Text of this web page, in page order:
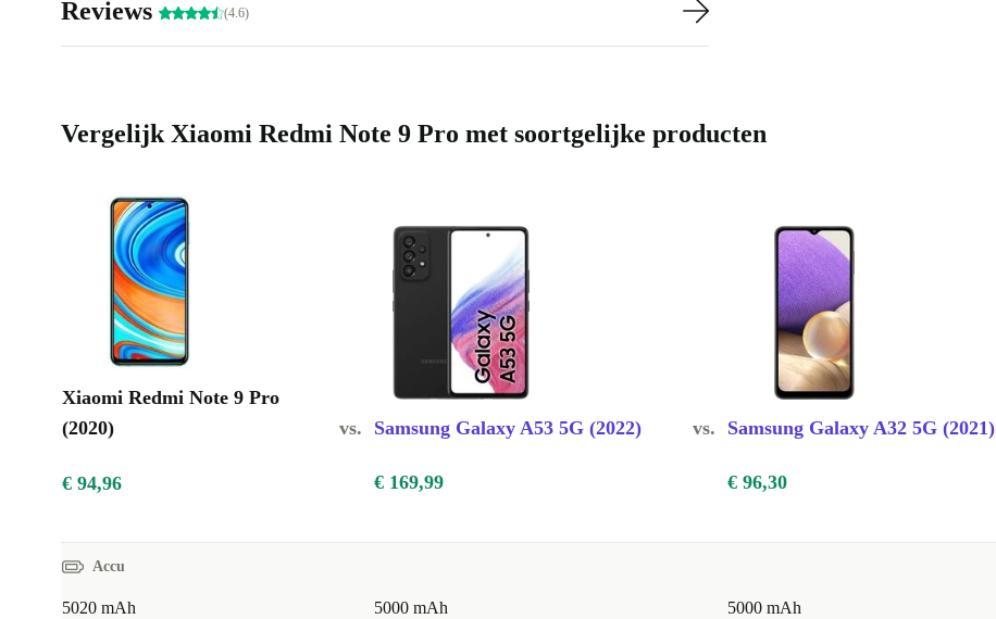
Reviews (4.6)
Vergelijk Xiaomi Redmi Note 9 Pro met soortgelijke producten
Xiaomi Redmi Note 9 Pro
(2020)
vs. Samsung Galaxy A53 5G (2022) vs. Samsung Galaxy A32 5G (2021)
€ 94,96 € 169,99 € 96,30
Accu
5020 mAh 5000 mAh 5000 mAh